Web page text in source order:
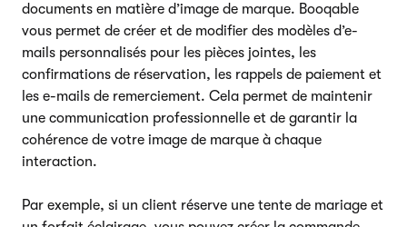
documents en matière d’image de marque. Booqable
vous permet de créer et de modifier des modèles d’e-
mails personnalisés pour les pièces jointes, les
confirmations de réservation, les rappels de paiement et
les e-mails de remerciement. Cela permet de maintenir
une communication professionnelle et de garantir la
cohérence de votre image de marque à chaque
interaction.
Par exemple, si un client réserve une tente de mariage et